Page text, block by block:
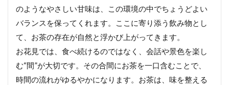
のようなやさしい甘味は、この環境の中でちょうどよい
バランスを保ってくれます。ここに寄り添う飲み物とし
て、お茶の存在が自然と浮かび上がってきます。
お花見では、食べ続けるのではなく、会話や景色を楽し
む“間”が大切です。その合間にお茶を一口含むことで、
時間の流れがゆるやかになります。お茶は、味を整える